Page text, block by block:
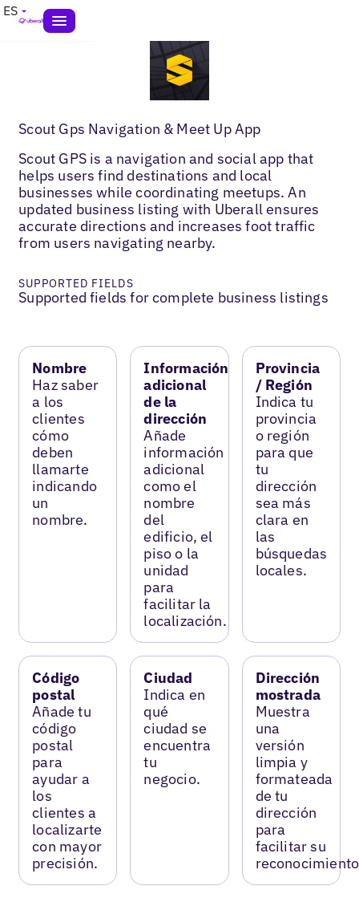
ES
Scout Gps Navigation & Meet Up App
Scout GPS is a navigation and social app that
helps users find destinations and local
businesses while coordinating meetups. An
updated business listing with Uberall ensures
accurate directions and increases foot traffic
from users navigating nearby.
SUPPORTED FIELDS
Supported fields for complete business listings
Nombre
Haz saber
a los
clientes
cómo
deben
llamarte
indicando
un
nombre.
Información
adicional
de la
dirección
Añade
información
adicional
como el
nombre
del
edificio, el
piso o la
unidad
para
facilitar la
localización.
Provincia
/ Región
Indica tu
provincia
o región
para que
tu
dirección
sea más
clara en
las
búsquedas
locales.
Código
postal
Añade tu
código
postal
para
ayudar a
los
clientes a
localizarte
con mayor
precisión.
Ciudad
Indica en
qué
ciudad se
encuentra
tu
negocio.
Dirección
mostrada
Muestra
una
versión
limpia y
formateada
de tu
dirección
para
facilitar su